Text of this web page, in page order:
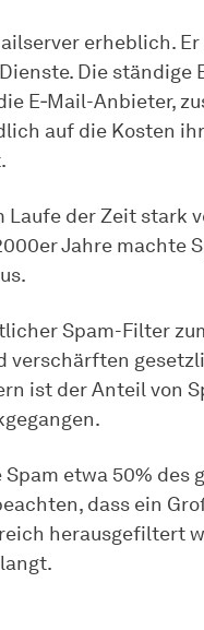
erheblich.
Die ständige
E‑Mail-Anbieter,
auf die Kosten
Laufe der Zeit stark
Jahre machte
Spam-Filter
verschärften
ist der Anteil von
etwa 50% des
dass ein
herausgefiltert